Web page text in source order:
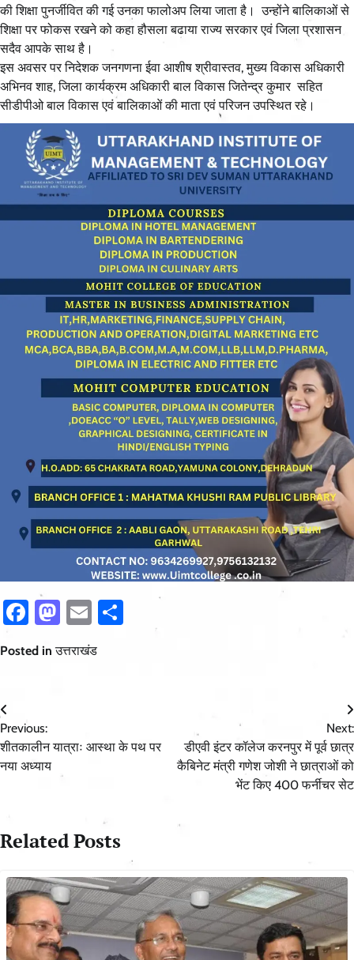
की शिक्षा पुनर्जीवित की गई उनका फालोअप लिया जाता है। उन्होंने बालिकाओं से
शिक्षा पर फोकस रखने को कहा हौसला बढाया राज्य सरकार एवं जिला प्रशासन
सदैव आपके साथ है।
इस अवसर पर निदेशक जनगणना ईवा आशीष श्रीवास्तव, मुख्य विकास अधिकारी
अभिनव शाह, जिला कार्यक्रम अधिकारी बाल विकास जितेन्द्र कुमार सहित
सीडीपीओ बाल विकास एवं बालिकाओं की माता एवं परिजन उपस्थित रहे।
Facebook
Mastodon
Email
Posted inउत्तराखंड
Post
navigation
Previous:
शीतकालीन यात्राः आस्था के पथ पर
नया अध्याय
Next:
डीएवी इंटर कॉलेज करनपुर में पूर्व छात्र
कैबिनेट मंत्री गणेश जोशी ने छात्राओं को
भेंट किए 400 फर्नीचर सेट
Related Posts